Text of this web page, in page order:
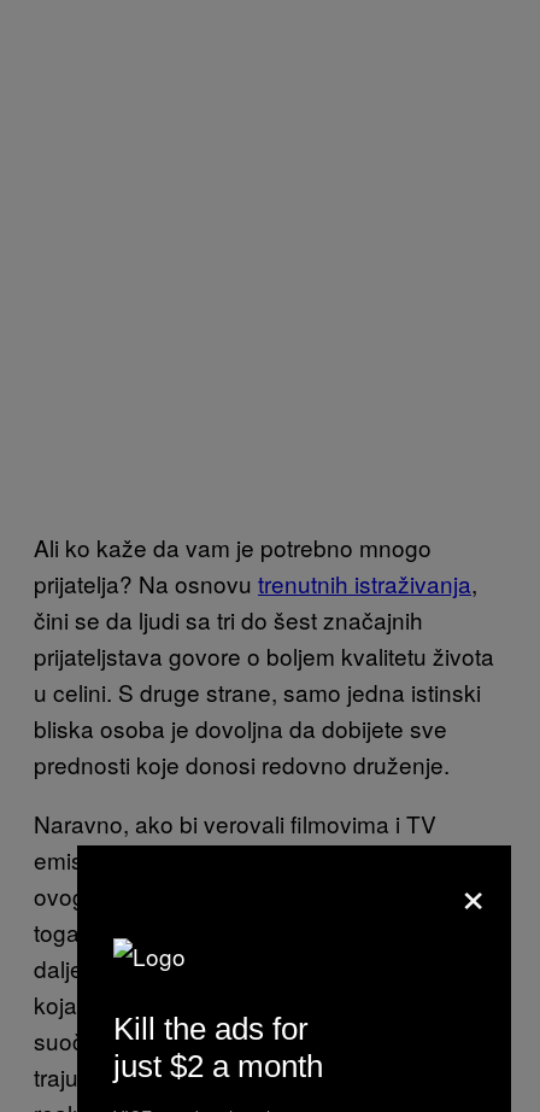
Ali ko kaže da vam je potrebno mnogo
prijatelja? Na osnovu trenutnih istraživanja,
čini se da ljudi sa tri do šest značajnih
prijateljstava govore o boljem kvalitetu života
u celini. S druge strane, samo jedna istinski
bliska osoba je dovoljna da dobijete sve
prednosti koje donosi redovno druženje.
Naravno, ako bi verovali filmovima i TV
emisijama, jedino blisko prijateljstvo dostojno
ovog imena je ono koje traje ceo život ili blizu
toga. Komšija iz detinjstva, prijatelj sa kojim i
dalje razgovarate svaki dan, cimer/drugarica
koja se iselila, ali je uvek tu – često se
suočavamo sa očekivanjem da bliske veze
traju godinama i godinama. Ali to nije uvek
×
Kill the ads for
just $2 a month